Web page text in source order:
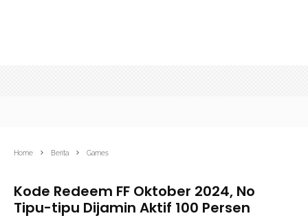
Home Berita Games
Kode Redeem FF Oktober 2024, No
Tipu-tipu Dijamin Aktif 100 Persen